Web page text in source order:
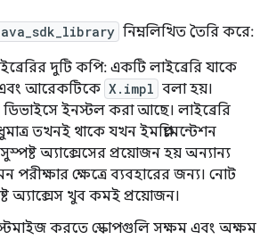
নিম্নলিখিত তৈরি করে:
দুটি কপি: একটি লাইব্রেরি যাকে
আরেকটিকে X.impl বলা হয়।
ডিভাইসে ইনস্টল করা আছে। লাইব্রেরি
তখনই থাকে যখন ইমপ্লিমেন্টেশন
সুস্পষ্ট অ্যাক্সেসের প্রয়োজন হয় অন্যান্য
পরীক্ষার ক্ষেত্রে ব্যবহারের জন্য। নোট
অ্যাক্সেস খুব কমই প্রয়োজন।
করতে স্কোপগুলি সক্ষম এবং অক্ষম